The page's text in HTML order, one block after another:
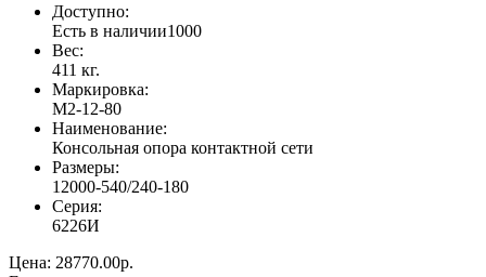
Доступно:
Есть в наличии1000
Вес:
411 кг.
Маркировка:
М2-12-80
Наименование:
Консольная опора контактной сети
Размеры:
12000-540/240-180
Серия:
6226И
Цена: 28770.00р.